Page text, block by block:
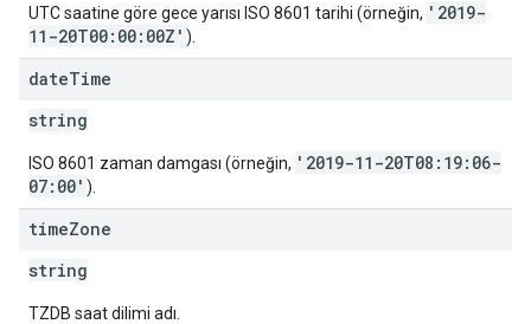
UTC saatine göre gece yarısı ISO 8601 tarihi (örneğin, '2019-
11-20T00:00:00Z' ).
dateTime
string
ISO 8601 zaman damgası (örneğin, '2019-11-20T08:19:06-
07:00' ).
timeZone
string
TZDB saat dilimi adı.